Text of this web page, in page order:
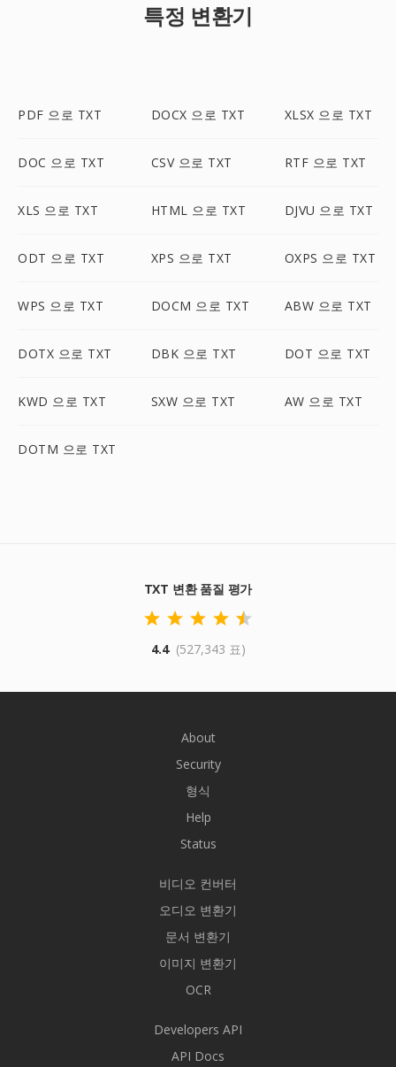
특정 변환기
PDF 으로 TXT DOCX 으로 TXT XLSX 으로 TXT
DOC 으로 TXT CSV 으로 TXT RTF 으로 TXT
XLS 으로 TXT HTML 으로 TXT DJVU 으로 TXT
ODT 으로 TXT XPS 으로 TXT OXPS 으로 TXT
WPS 으로 TXT DOCM 으로 TXT ABW 으로 TXT
DOTX 으로 TXT DBK 으로 TXT DOT 으로 TXT
KWD 으로 TXT SXW 으로 TXT AW 으로 TXT
DOTM 으로 TXT
TXT 변환 품질 평가
4.4 (527,343 표)
About
Security
형식
Help
Status
비디오 컨버터
오디오 변환기
문서 변환기
이미지 변환기
OCR
Developers API
API Docs